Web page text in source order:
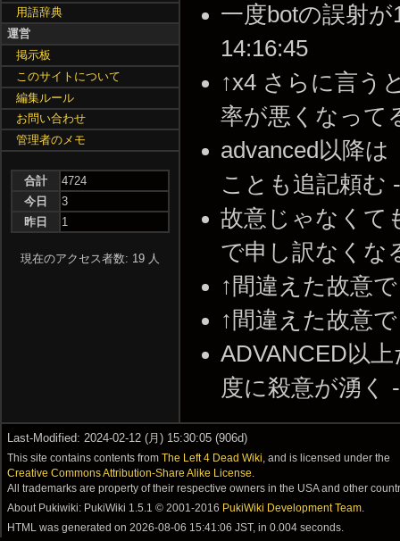
一度botの誤射
14:16:45
↑x4 さらに言う
率が悪くなって
advanced以降
ことも追記頼む
故意じゃなく
で申し訳なくな
↑間違えた故意
↑間違えた故意
ADVANCED以
度に殺意が湧く
用語辞典
運営
掲示板
このサイトについて
編集ルール
お問い合わせ
管理者のメモ
合計
4724
今日
3
昨日
1
現在のアクセス者数: 19 人
Last-Modified: 2024-02-12 (月) 15:30:05 (906d)
This site contains contents fromThe Left 4 Dead Wiki , and is licensed under the
Creative Commons Attribution-Share Alike License
All trademarks are property of their respective owners in the USA and other
About Pukiwiki: PukiWiki 1.5.1 © 2001-2016 PukiWiki Development Team
HTML was generated on2026-08-06 15:41:06 JST, in 0.004 seconds.